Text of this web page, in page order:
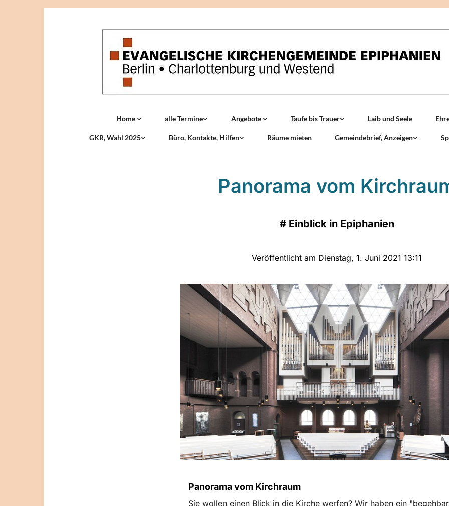
Home alle Termine Angebote Taufe bis Trauer Laib und Seele
GKR, Wahl 2025 Büro, Kontakte, Hilfen Räume mieten Gemeindebrief, Anzeigen
Panorama vom
# Einblick in Epiphanien
Veröffentlicht am Dienstag, 1. Juni 2021 13:11
Panorama vom Kirchraum
Sie wollen einen Blick in die Kirche werfen? Wir haben ein